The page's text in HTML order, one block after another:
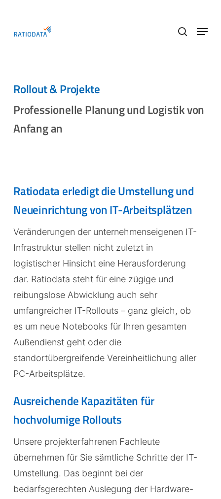
main
Menu
Rollout & Projekte
Professionelle Planung und Logistik von
Anfang an
Ratiodata erledigt die Umstellung und
Neueinrichtung von IT-Arbeitsplätzen
Veränderungen der unternehmenseigenen IT-
Infrastruktur stellen nicht zuletzt in
logistischer Hinsicht eine Herausforderung
dar. Ratiodata steht für eine zügige und
reibungslose Abwicklung auch sehr
umfangreicher IT-Rollouts – ganz gleich, ob
es um neue Notebooks für Ihren gesamten
Außendienst geht oder die
standortübergreifende Vereinheitlichung aller
PC-Arbeitsplätze.
Ausreichende Kapazitäten für
hochvolumige Rollouts
Unsere projekterfahrenen Fachleute
übernehmen für Sie sämtliche Schritte der IT-
Umstellung. Das beginnt bei der
bedarfsgerechten Auslegung der Hardware-